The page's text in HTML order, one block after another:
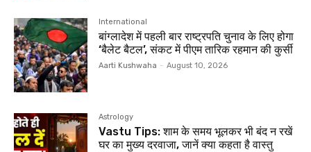
International
बांग्‍लादेश में पहली बार राष्ट्रपति चुनाव के लिए होगा
‘बैलेट बैटल’, संकट में पीएम तारिक रहमान की कुर्सी
Aarti Kushwaha - August 10, 2026
Astrology
Vastu Tips: शाम के समय भूलकर भी बंद न रखें
घर का मुख्य दरवाजा, जानें क्या कहता है वास्तु